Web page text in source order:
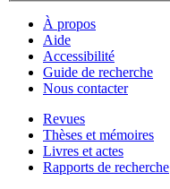
À propos
Aide
Accessibilité
Guide de recherche
Nous contacter
Revues
Thèses et mémoires
Livres et actes
Rapports de recherche